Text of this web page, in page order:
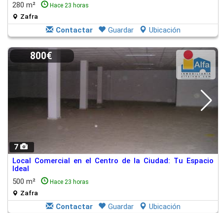
280 m²
Hace 23 horas
Zafra
Contactar Guardar Ubicación
7
800€
Local Comercial en el Centro de la Ciudad: Tu Espacio
Ideal
500 m²
Hace 23 horas
Zafra
Contactar Guardar Ubicación